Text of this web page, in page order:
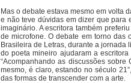
Mas o debate estava mesmo em volta
e não teve dúvidas em dizer que para
imaginário. A escritora também
de microfone. O debate em torno das
Brasileira de Letras, durante a jornada
do poeta mineiro ajudaram a
“Acompanhando as discussões
mesmo, é claro, estando no século
das formas de transcender com a arte.